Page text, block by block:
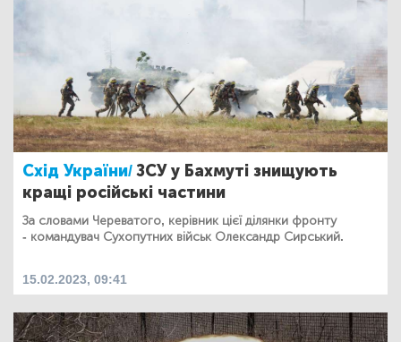
Схід України/ЗСУ у Бахмуті знищують
кращі російські частини
За словами Череватого, керівник цієї ділянки фронту
- командувач Сухопутних військ Олександр Сирський.
15.02.2023, 09:41